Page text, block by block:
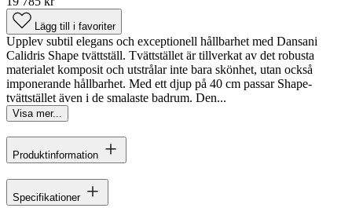
Lägg till i favoriter
Upplev subtil elegans och exceptionell hållbarhet med Dansani
Calidris Shape tvättställ. Tvättstället är tillverkat av det robusta
materialet komposit och utstrålar inte bara skönhet, utan också
imponerande hållbarhet. Med ett djup på 40 cm passar Shape-
tvättstället även i de smalaste badrum. Den...
Visa mer...
Produktinformation
Specifikationer